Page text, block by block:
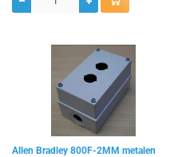
Allen Bradley 800F-2MM metalen